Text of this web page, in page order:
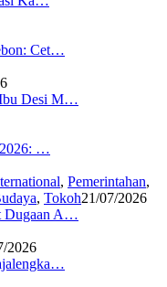
Cet…
Ibu Desi M…
2026: …
, Pemerintahan,
, Tokoh21/07/2026
Dugaan A…
2026